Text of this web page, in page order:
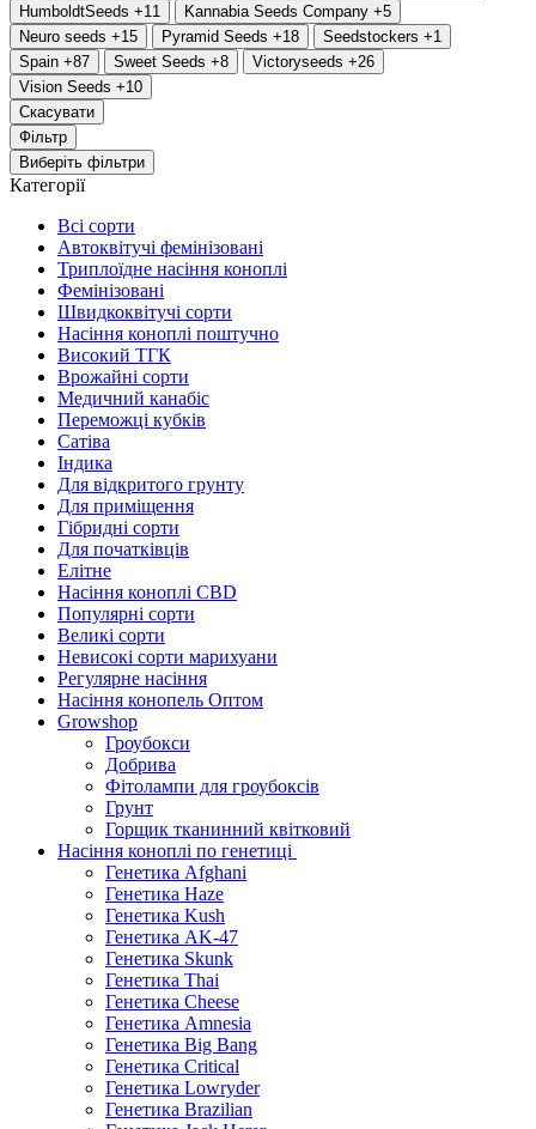
HumboldtSeeds +11 Kannabia Seeds Company +5
Neuro seeds +15 Pyramid Seeds +18 Seedstockers +1
Spain +87 Sweet Seeds +8 Victoryseeds +26
Vision Seeds +10
Скасувати
Фільтр
Виберіть фільтри
Категорії
Всі сорти
Автоквітучі фемінізовані
Триплоїдне насіння коноплі
Фемінізовані
Швидкоквітучі сорти
Насіння коноплі поштучно
Високий ТГК
Врожайні сорти
Медичний канабіс
Переможці кубків
Сатіва
Індика
Для відкритого грунту
Для приміщення
Гібридні сорти
Для початківців
Елітне
Насіння коноплі CBD
Популярні сорти
Великі сорти
Невисокі сорти марихуани
Регулярне насіння
Насіння конопель Оптом
Growshop
Гроубокси
Добрива
Фітолампи для гроубоксів
Грунт
Горщик тканинний квітковий
Насіння коноплі по генетиці
Генетика Afghani
Генетика Haze
Генетика Kush
Генетика AK-47
Генетика Skunk
Генетика Thai
Генетика Cheese
Генетика Amnesia
Генетика Big Bang
Генетика Critical
Генетика Lowryder
Генетика Brazilian